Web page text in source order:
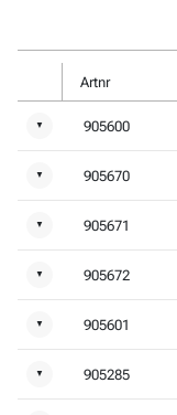
Artnr
▼ 905600
▼ 905670
▼ 905671
▼ 905672
▼ 905601
▼ 905285